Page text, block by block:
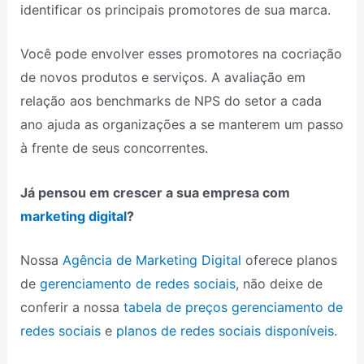
identificar os principais promotores de sua marca.
Você pode envolver esses promotores na cocriação
de novos produtos e serviços. A avaliação em
relação aos benchmarks de NPS do setor a cada
ano ajuda as organizações a se manterem um passo
à frente de seus concorrentes.
Já pensou em crescer a sua empresa com
marketing digital?
Nossa Agência de Marketing Digital oferece planos
de gerenciamento de redes sociais, não deixe de
conferir a nossa tabela de preços gerenciamento de
redes sociaise planos de redes sociais disponíveis.